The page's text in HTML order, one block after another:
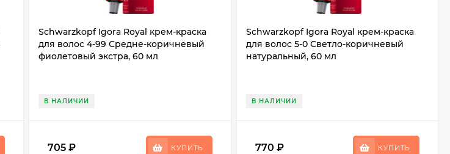
Schwarzkopf Igora Royal крем-краска
для волос 4-99 Средне-коричневый
фиолетовый экстра, 60 мл
В НАЛИЧИИ
705₽ КУПИТЬ
Schwarzkopf Igora Royal крем-краска
для волос 5-0 Светло-коричневый
натуральный, 60 мл
В НАЛИЧИИ
770 ₽ КУПИТЬ